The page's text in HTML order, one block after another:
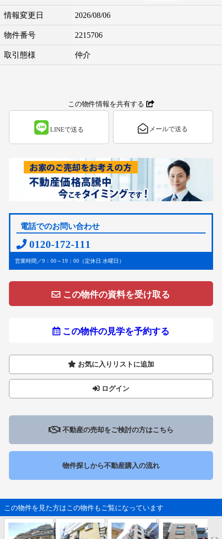
情報変更日 2026/08/06
物件番号 2215706
取引態様 仲介
この物件情報を共有する
LINEで送る メールで送る
電話でのお問い合わせ
0120-172-111
営業時間／9：00～19：00（定休日 水曜日）
この物件の資料を受け取る
この物件の見学を予約する
お気に入りリストに追加
ログイン
不動産の売却をご検討の方はこちら
物件探しから不動産購入の流れ
この物件を見た方はこの物件もご覧になっています